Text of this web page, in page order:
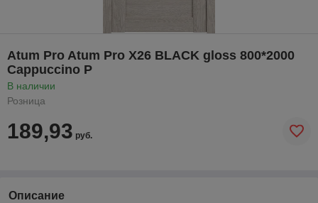
Atum Pro Atum Pro Х26 BLACK gloss 800*2000
Cappuccino Р
В наличии
Розница
189,93 руб.
Описание